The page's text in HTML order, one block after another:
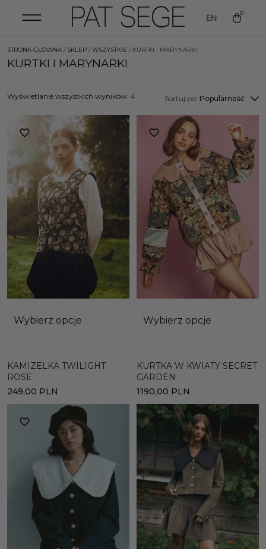
EN 0
STRONA GŁÓWNA / SKLEP /WSZYSTKIE / KURTKI I MARYNARKI
KURTKI I MARYNARKI
Sortuj po: Popularność
Wybierz opcje
KAMIZELKA TWILIGHT
ROSE
249,00 PLN
Wybierz opcje
KURTKA W KWIATY SECRET
GARDEN
1190,00 PLN
Wyświetlanie wszystkich wyników: 4